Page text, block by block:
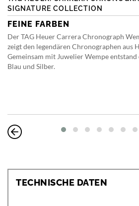
SIGNATURE COLLECTION
FEINE FARBEN
Der TAG Heuer Carrera Chronograph
zeigt den legendären Chronographen aus
Gemeinsam mit Juwelier Wempe
Blau und Silber.
TECHNISCHE DATEN